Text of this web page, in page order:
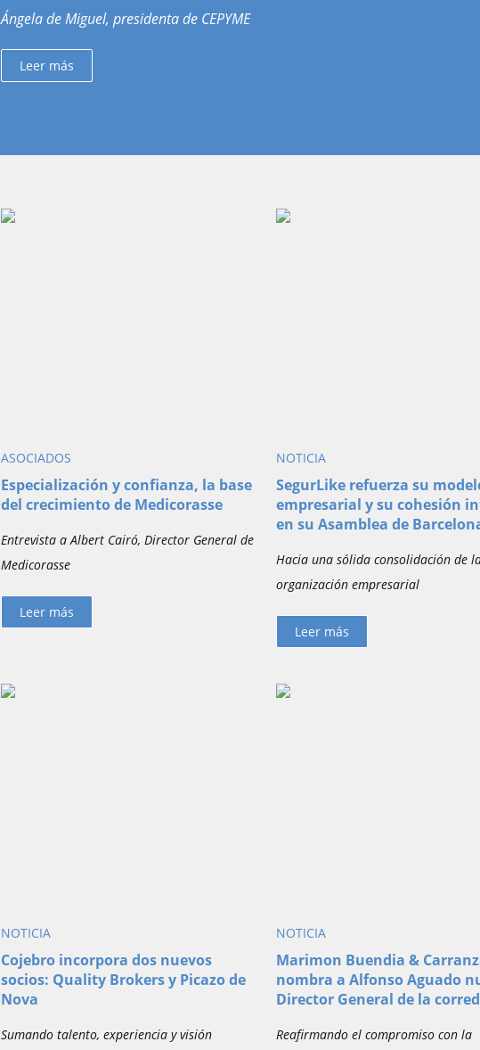
Ángela de Miguel, presidenta de CEPYME
Leer más
ASOCIADOS
Especialización y confianza, la base
del crecimiento de Medicorasse
Entrevista a Albert Cairó, Director General de
Medicorasse
Leer más
NOTICIA
SegurLike refuerza su
empresarial y su cohesión
en su Asamblea de
Hacia una sólida consolidación de
organización empresarial
Leer más
NOTICIA
Cojebro incorpora dos nuevos
socios: Quality Brokers y Picazo de
Nova
Sumando talento, experiencia y visión
NOTICIA
Marimon Buendia &
nombra a Alfonso Aguado
Director General de la
Reafirmando el compromiso con la